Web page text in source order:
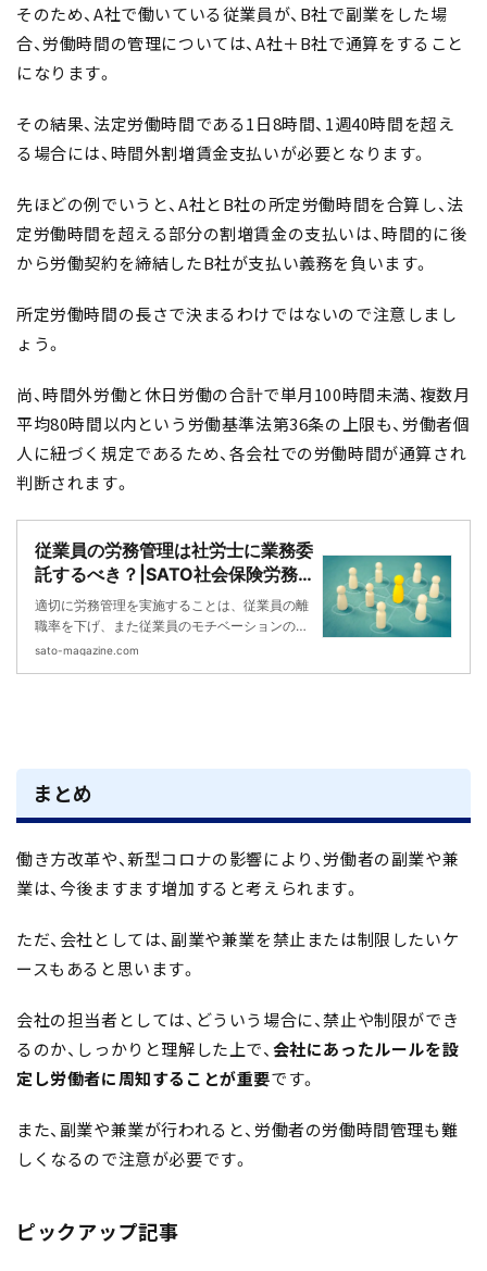
そのため、A社で働いている従業員が、B社で副業をした場
合、労働時間の管理については、A社＋B社で通算をすること
になります。
その結果、法定労働時間である1日8時間、1週40時間を超え
る場合には、時間外割増賃金支払いが必要となります。
先ほどの例でいうと、A社とB社の所定労働時間を合算し、法
定労働時間を超える部分の割増賃金の支払いは、時間的に後
から労働契約を締結したB社が支払い義務を負います。
所定労働時間の長さで決まるわけではないので注意しまし
ょう。
尚、時間外労働と休日労働の合計で単月100時間未満、複数月
平均80時間以内という労働基準法第36条の上限も、労働者個
人に紐づく規定であるため、各会社での労働時間が通算され
判断されます。
従業員の労務管理は社労士に業務委
託するべき？|SATO社会保険労務
士法人
適切に労務管理を実施することは、従業員の離
職率を下げ、また従業員のモチベーションの向
上や生産性の向上につながります。従業員の労
sato-magazine.com
まとめ
働き方改革や、新型コロナの影響により、労働者の副業や兼
業は、今後ますます増加すると考えられます。
ただ、会社としては、副業や兼業を禁止または制限したいケ
ースもあると思います。
会社の担当者としては、どういう場合に、禁止や制限ができ
るのか、しっかりと理解した上で、会社にあったルールを設
定し労働者に周知することが重要です。
また、副業や兼業が行われると、労働者の労働時間管理も難
しくなるので注意が必要です。
ピックアップ記事